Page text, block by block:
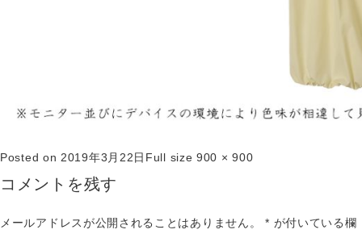
Posted on 2019年3月22日 Full size900 × 900
コメントを残す
メールアドレスが公開されることはありません。 * が付いている欄